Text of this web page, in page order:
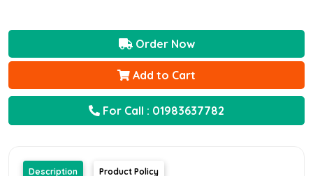
Order Now
Add to Cart
For Call : 01983637782
Description Product Policy